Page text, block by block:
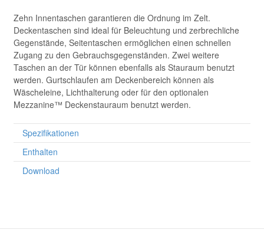
Zehn Innentaschen garantieren die Ordnung im Zelt.
Deckentaschen sind ideal für Beleuchtung und zerbrechliche
Gegenstände, Seitentaschen ermöglichen einen schnellen
Zugang zu den Gebrauchsgegenständen. Zwei weitere
Taschen an der Tür können ebenfalls als Stauraum benutzt
werden. Gurtschlaufen am Deckenbereich können als
Wäscheleine, Lichthalterung oder für den optionalen
Mezzanine™ Deckenstauraum benutzt werden.
Spezifikationen
Enthalten
Download